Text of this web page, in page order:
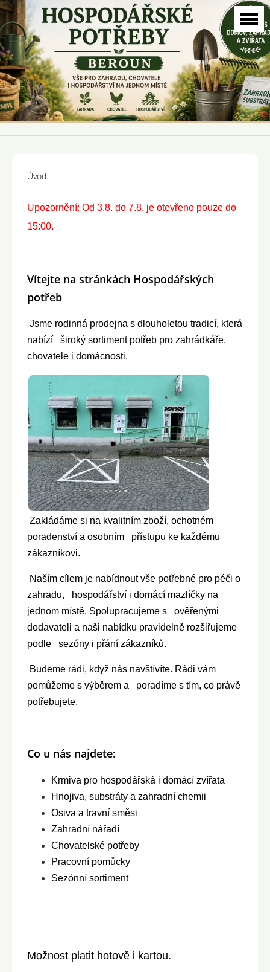
Úvod
Upozornění: Od 3.8. do 7.8. je otevřeno pouze do
15:00.
Vítejte na stránkách Hospodářských
potřeb
Jsme rodinná prodejna s dlouholetou tradicí, která
nabízí široký sortiment potřeb pro zahrádkáře,
chovatele i domácnosti.
Zakládáme si na kvalitním zboží, ochotném
poradenství a osobním přístupu ke každému
zákazníkovi.
Naším cílem je nabídnout vše potřebné pro péči o
zahradu, hospodářství i domácí mazlíčky na
jednom místě. Spolupracujeme s ověřenými
dodavateli a naši nabídku pravidelně rozšiřujeme
podle sezóny i přání zákazníků.
Budeme rádi, když nás navštívíte. Rádi vám
pomůžeme s výběrem a poradíme s tím, co právě
potřebujete.
Co u nás najdete:
Krmiva pro hospodářská i domácí zvířata
Hnojiva, substráty a zahradní chemii
Osiva a travní směsi
Zahradní nářadí
Chovatelské potřeby
Pracovní pomůcky
Sezónní sortiment
Možnost platit hotově i kartou.